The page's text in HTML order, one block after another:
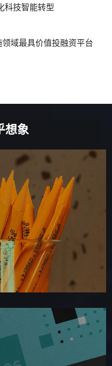
科技智能转型
域最具价值投融资平台
想象